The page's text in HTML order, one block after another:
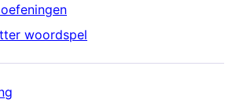
woordspel